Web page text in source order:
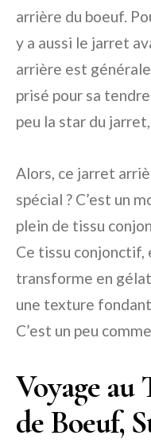
arrière du boeuf.
y a aussi le jarret
arrière est
prisé pour sa
peu la star du
Alors, ce jarret
spécial ? C’est un
plein de tissu
Ce tissu conjonctif,
transforme en
une texture
C’est un peu
Voyage au
de Boeuf,